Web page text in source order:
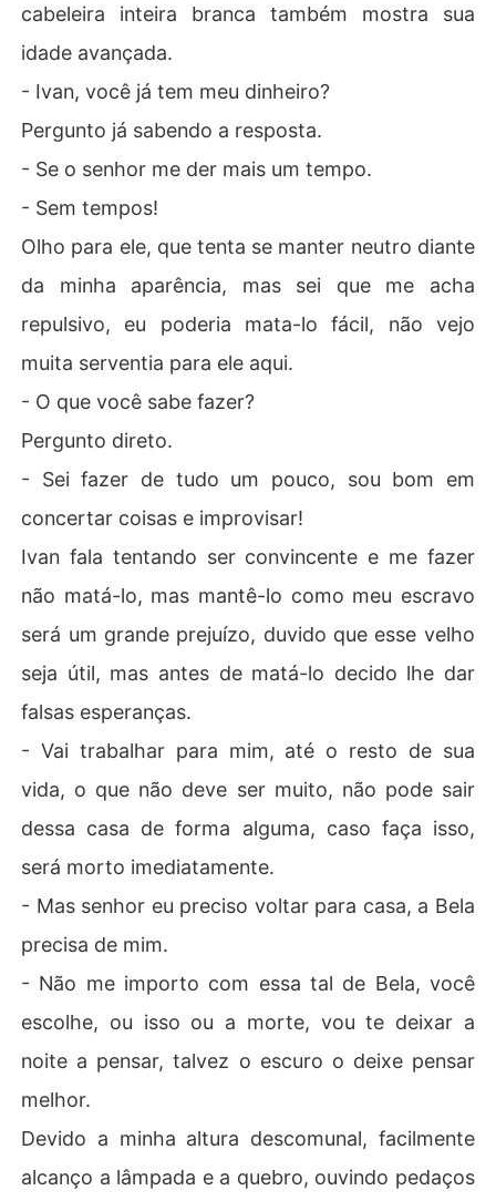
cabeleira inteira branca também mostra sua
idade avançada.
- Ivan, você já tem meu dinheiro?
Pergunto já sabendo a resposta.
- Se o senhor me der mais um tempo.
- Sem tempos!
Olho para ele, que tenta se manter neutro diante
da minha aparência, mas sei que me acha
repulsivo, eu poderia mata-lo fácil, não vejo
muita serventia para ele aqui.
- O que você sabe fazer?
Pergunto direto.
- Sei fazer de tudo um pouco, sou bom em
concertar coisas e improvisar!
Ivan fala tentando ser convincente e me fazer
não matá-lo, mas mantê-lo como meu escravo
será um grande prejuízo, duvido que esse velho
seja útil, mas antes de matá-lo decido lhe dar
falsas esperanças.
- Vai trabalhar para mim, até o resto de sua
vida, o que não deve ser muito, não pode sair
dessa casa de forma alguma, caso faça isso,
será morto imediatamente.
- Mas senhor eu preciso voltar para casa, a Bela
precisa de mim.
- Não me importo com essa tal de Bela, você
escolhe, ou isso ou a morte, vou te deixar a
noite a pensar, talvez o escuro o deixe pensar
melhor.
Devido a minha altura descomunal, facilmente
alcanço a lâmpada e a quebro, ouvindo pedaços